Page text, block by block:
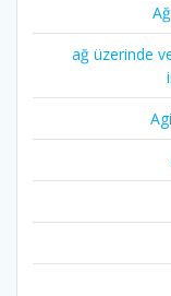
ağ üzerinde